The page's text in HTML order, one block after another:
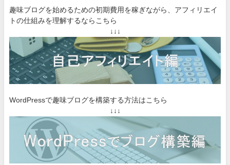
趣味ブログを始めるための初期費用を稼ぎながら、アフィリエイ
トの仕組みを理解するならこちら
↓↓↓
WordPressで趣味ブログを構築する方法はこちら
↓↓↓